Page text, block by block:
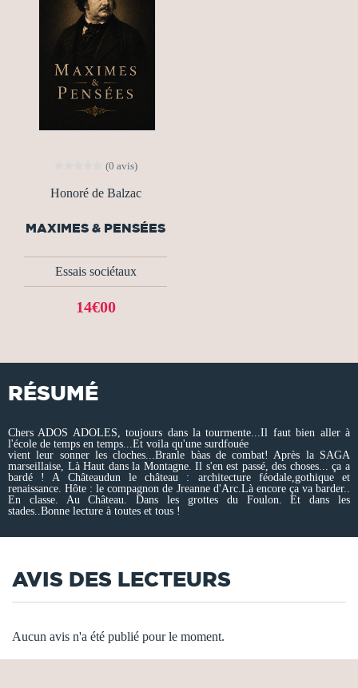
(0 avis)
Honoré de Balzac
MAXIMES & PENSÉES
Essais sociétaux
14€00
RÉSUMÉ
Chers ADOS ADOLES, toujours dans la tourmente...Il faut bien aller à
l'école de temps en temps...Et voila qu'une surdfouée
vient leur sonner les cloches...Branle bàas de combat! Après la SAGA
marseillaise, Là Haut dans la Montagne. Il s'en est passé, des choses... ça a
bardé ! A Châteaudun le château : architecture féodale,gothique et
renaissance. Hôte : le compagnon de Jreanne d'Arc.Là encore ça va barder..
En classe. Au Château. Dans les grottes du Foulon. Et dans les
stades..Bonne lecture à toutes et tous !
AVIS DES LECTEURS
Aucun avis n'a été publié pour le moment.